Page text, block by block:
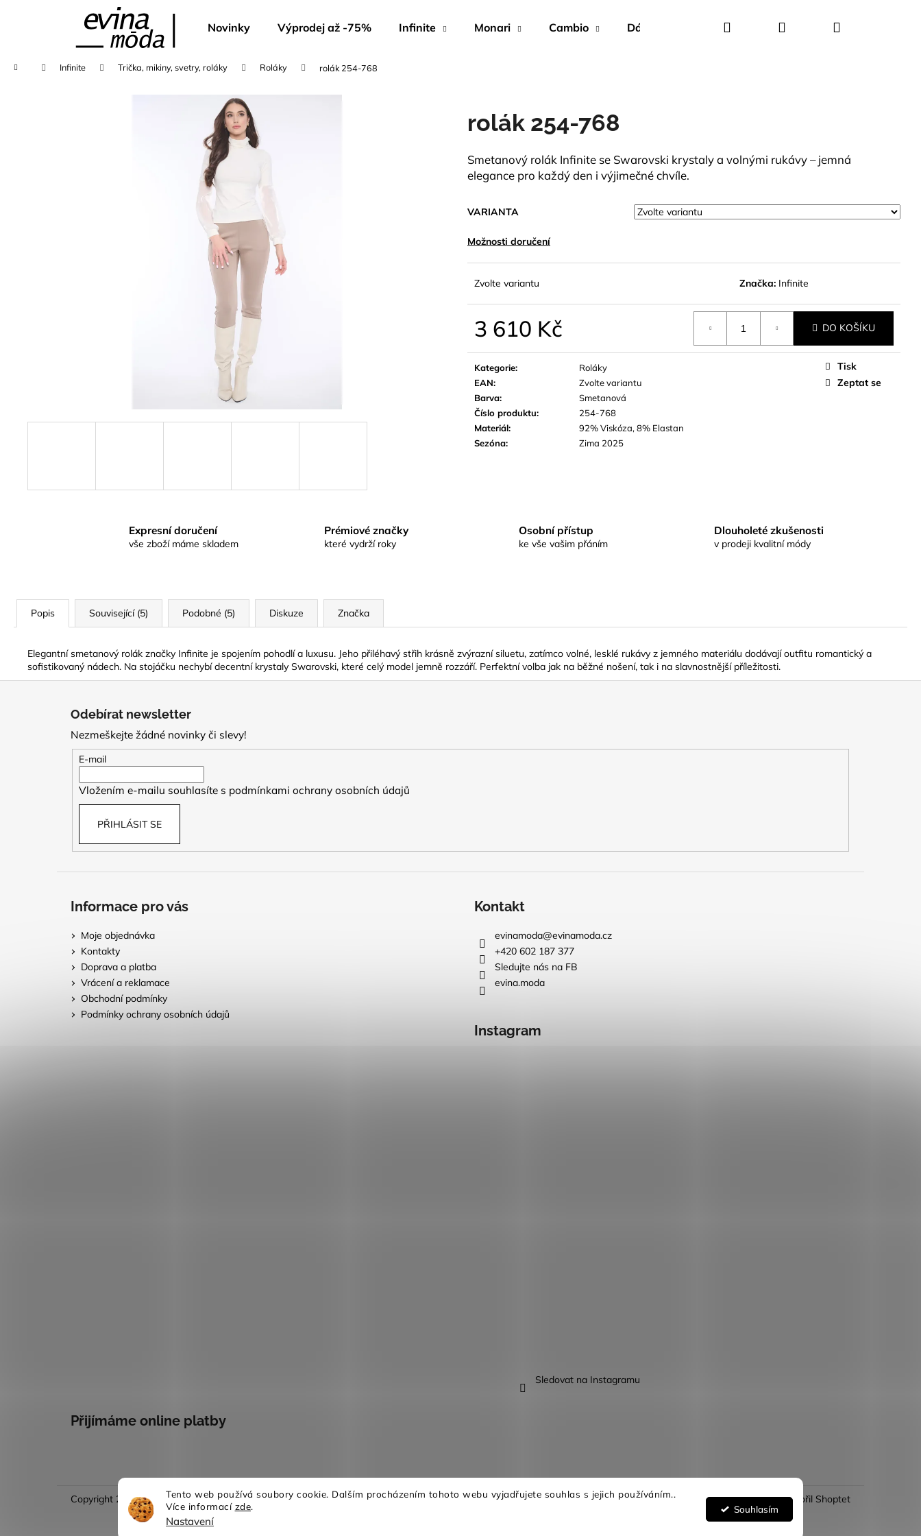
Tento web používá soubory cookie. Dalším procházením tohoto webu vyjadřujete souhlas s jejich používáním..
Více informací zde.
Nastavení
Souhlasím
Novinky Výprodej až -75% Infinite Monari Cambio Dárkové poukazy Creenstone
Hledat PřihlášeníNákupní
Domů Infinite Trička, mikiny, svetry, roláky Roláky rolák 254-768
rolák 254-768
Smetanový rolák Infinite se Swarovski krystaly a volnými rukávy – jemná
elegance pro každý den i výjimečné chvíle.
VARIANTA
Možnosti doručení
Zvolte variantu Značka: Infinite
3 610 Kč DO KOŠÍKU
Kategorie:
Roláky
EAN:
Zvolte variantu
Barva:
Smetanová
Číslo produktu:
254-768
Materiál:
92% Viskóza, 8% Elastan
Sezóna: Zima 2025
Tisk
Zeptat se
Expresní doručení
vše zboží máme skladem
Prémiové značky
které vydrží roky
Osobní přístup
ke vše vašim přáním
Dlouholeté zkušenosti
v prodeji kvalitní módy
Popis Související (5) Podobné (5) Diskuze Značka
Elegantní smetanový rolák značky Infinite je spojením pohodlí a luxusu. Jeho přiléhavý střih krásně zvýrazní siluetu, zatímco volné, lesklé rukávy z jemného materiálu dodávají outfitu romantický a
sofistikovaný nádech. Na stojáčku nechybí decentní krystaly Swarovski, které celý model jemně rozzáří. Perfektní volba jak na běžné nošení, tak i na slavnostnější příležitosti.
Co potřebujete najít?
HLEDAT
Odebírat newsletter
Nezmeškejte žádné novinky či slevy!
E-mail
Vložením e-mailu souhlasíte s podmínkami ochrany osobních údajů
PŘIHLÁSIT SE
Informace pro vás
Moje objednávka
Kontakty
Doprava a platba
Vrácení a reklamace
Obchodní podmínky
Podmínky ochrany osobních údajů
Kontakt
evinamoda@evinamoda.cz
+420 602 187 377
Sledujte nás na FB
evina.moda
Instagram
Sledovat na Instagramu
Přijímáme online platby
Vytvořil Shoptet
Copyright 2026Evina móda . Všechna práva vyhrazena.Upravit nastavení cookies